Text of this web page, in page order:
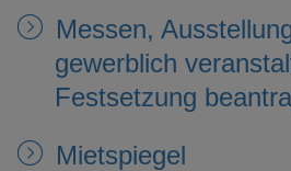
Messen,
gewerblich
Festsetzung
Mietspiegel